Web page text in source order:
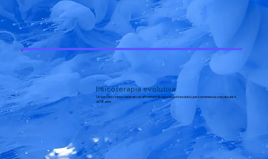
Psicoterapia evolutiva
Un percorso clinico dedicato ad affrontare disagi e blocchi evolutivi, per sostenere la crescita dai 4
ai 18 anni.